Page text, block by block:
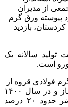
از مدیران
پیوسته ورق گرم
بازدید
تولید سالانه یک
فولادی قروه از
سال ۱۳۹۹ در زمینی به مساحت ۷۰ هکتار آغاز و در سال ۱۴۰۰
عملیات اجرایی آن شروع شد و‌ در حال حاضر حدود ۲۰ درصد